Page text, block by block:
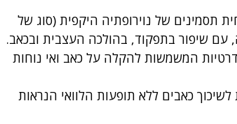
תסמינים של נוירופתיה היקפית (סוג של
עם שיפור בתפקוד, בהולכה העצבית ובכאב.
המשמשות להקלה על כאב ואי נוחות
כאבים ללא תופעות הלוואי הנראות